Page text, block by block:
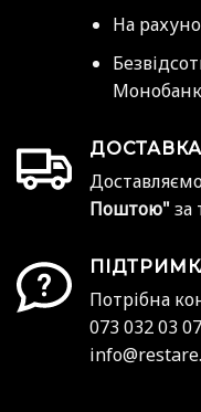
На
ДОСТАВКА
Поштою" за
Потрібна
073 032 03 07